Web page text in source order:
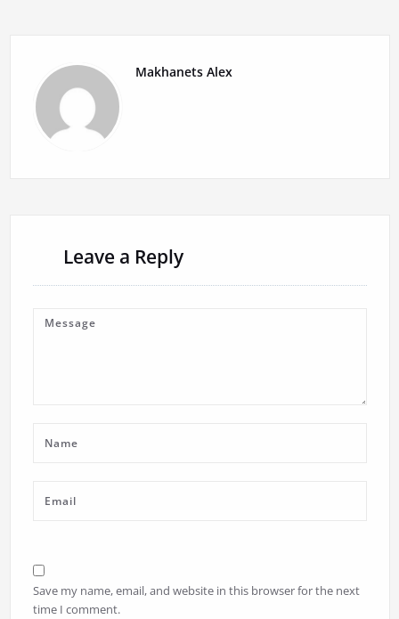
Makhanets Alex
Leave a Reply
Save my name, email, and website in this browser for the next
time I comment.